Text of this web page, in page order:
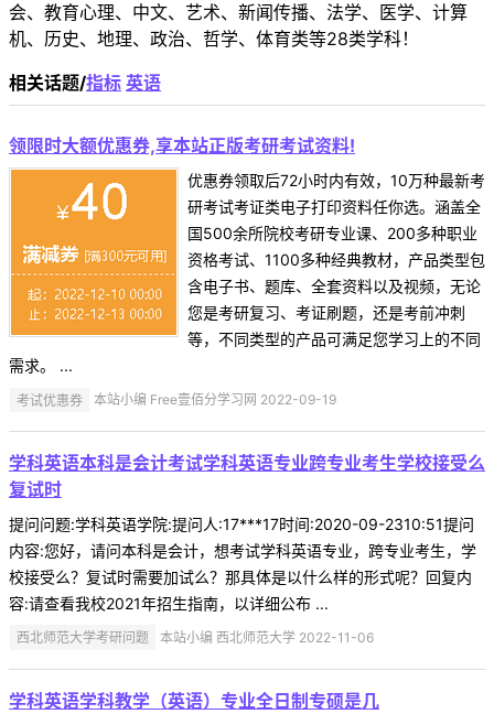
会、教育心理、中文、艺术、新闻传播、法学、医学、计算
机、历史、地理、政治、哲学、体育类等28类学科！
相关话题/指标 英语
领限时大额优惠券,享本站正版考研考试资料!
优惠券领取后72小时内有效，10万种最新考
研考试考证类电子打印资料任你选。涵盖全
国500余所院校考研专业课、200多种职业
资格考试、1100多种经典教材，产品类型包
含电子书、题库、全套资料以及视频，无论
您是考研复习、考证刷题，还是考前冲刺
等，不同类型的产品可满足您学习上的不同
需求。 ...
考试优惠券 本站小编 Free壹佰分学习网 2022-09-19
学科英语本科是会计考试学科英语专业跨专业考生学校接受么
复试时
提问问题:学科英语学院:提问人:17***17时间:2020-09-2310:51提问
内容:您好，请问本科是会计，想考试学科英语专业，跨专业考生，学
校接受么？复试时需要加试么？那具体是以什么样的形式呢？回复内
容:请查看我校2021年招生指南，以详细公布 ...
西北师范大学考研问题 本站小编 西北师范大学 2022-11-06
学科英语学科教学（英语）专业全日制专硕是几